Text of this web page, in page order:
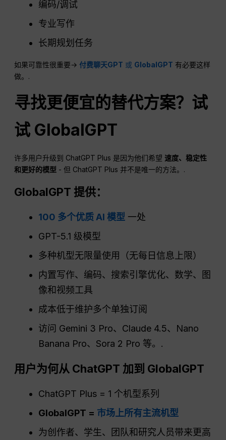
编码/调试
专业写作
长期规划任务
如果可靠性很重要→付费聊天GPT 或 GlobalGPT 有必要这样
做。.
寻找更便宜的替代方案？试
试 GlobalGPT
许多用户升级到 ChatGPT Plus 是因为他们希望速度、稳定性
和更好的模型 - 但 ChatGPT Plus 并不是唯一的方法。.
GlobalGPT 提供：
100 多个优质 AI 模型 一处
GPT-5.1 级模型
多种机型无限量使用（无每日信息上限）
内置写作、编码、搜索引擎优化、数学、图
像和视频工具
成本低于维护多个单独订阅
访问 Gemini 3 Pro、Claude 4.5、Nano
Banana Pro、Sora 2 Pro 等。.
用户为何从 ChatGPT 加到 GlobalGPT
ChatGPT Plus = 1 个机型系列
GlobalGPT = 市场上所有主流机型
为创作者、学生、团队和研究人员带来更高